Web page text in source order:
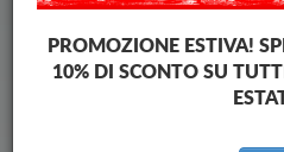
Piastra
Volkswagen
PROMOZIONE ESTIVA!
10% DI SCONTO SU